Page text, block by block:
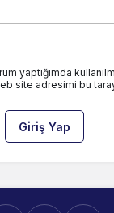
yaptığımda
site adresimi bu
Giriş Yap